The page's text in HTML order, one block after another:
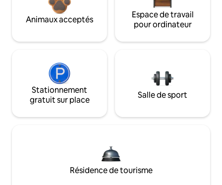
Animaux acceptés
Espace de travail
pour ordinateur
Stationnement
gratuit sur place
Salle de sport
Résidence de tourisme